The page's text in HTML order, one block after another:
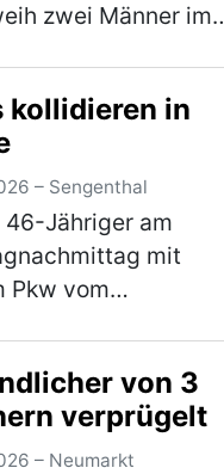
zwei Männer im
weiteren Verlauf
Jüngere ein
und bedr…(mehr)
kollidieren in
– Sengenthal
46-Jähriger am
mit
Pkw vom
er mit dem
54-Jährigen, die
genug rechts fuhr.
von 3
verprügelt
– Neumarkt